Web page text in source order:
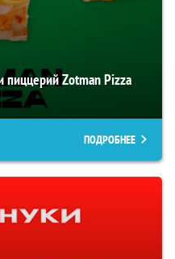
пиццерий Zotman Pizza
ПОДРОБНЕЕ